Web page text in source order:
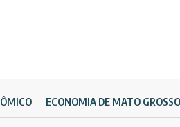
ECONOMIA DE MATO GROSSO